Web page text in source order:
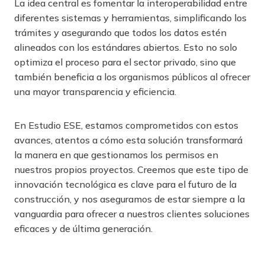
La idea central es fomentar la interoperabilidad entre
diferentes sistemas y herramientas, simplificando los
trámites y asegurando que todos los datos estén
alineados con los estándares abiertos. Esto no solo
optimiza el proceso para el sector privado, sino que
también beneficia a los organismos públicos al ofrecer
una mayor transparencia y eficiencia.
En Estudio ESE, estamos comprometidos con estos
avances, atentos a cómo esta solución transformará
la manera en que gestionamos los permisos en
nuestros propios proyectos. Creemos que este tipo de
innovación tecnológica es clave para el futuro de la
construcción, y nos aseguramos de estar siempre a la
vanguardia para ofrecer a nuestros clientes soluciones
eficaces y de última generación.